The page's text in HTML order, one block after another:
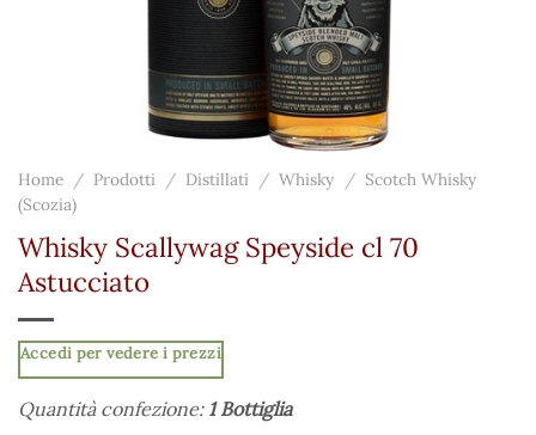
Home / Prodotti / Distillati / Whisky / Scotch Whisky
(Scozia)
Whisky Scallywag Speyside cl 70
Astucciato
Accedi per vedere i prezzi
Quantità confezione: 1 Bottiglia